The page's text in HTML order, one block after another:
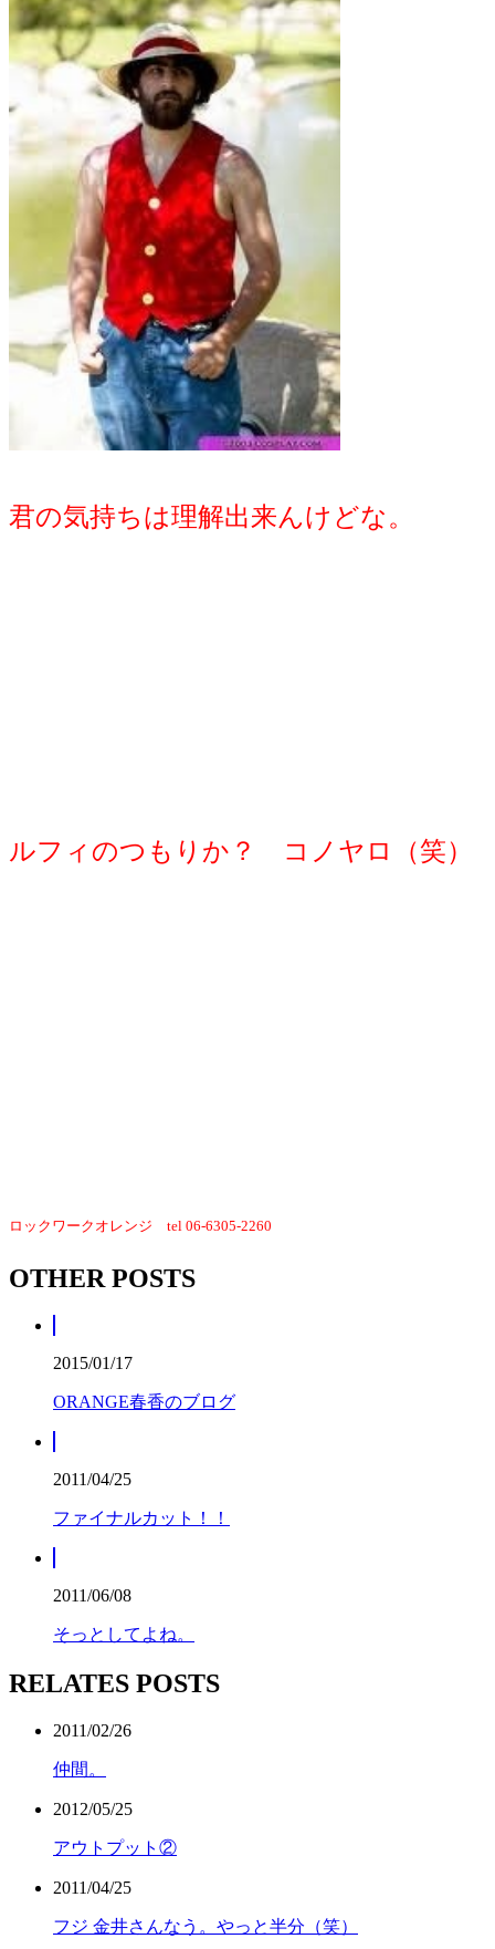
君の気持ちは理解出来んけどな。
ルフィのつもりか？ コノヤロ（笑）
ロックワークオレンジ tel 06-6305-2260
OTHER POSTS
2015/01/17
ORANGE春香のブログ
2011/04/25
ファイナルカット！！
2011/06/08
そっとしてよね。
RELATES POSTS
2011/02/26
仲間。
2012/05/25
アウトプット②
2011/04/25
フジ 金井さんなう。やっと半分（笑）